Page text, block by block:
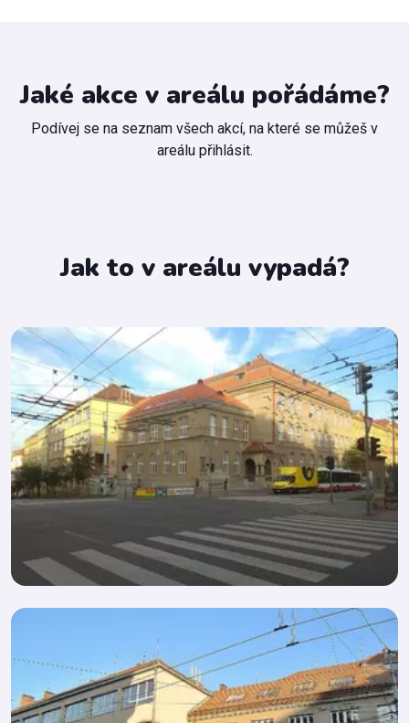
Jaké akce v areálu pořádáme?
Podívej se na seznam všech akcí, na které se můžeš v
areálu přihlásit.
Jak to v areálu vypadá?